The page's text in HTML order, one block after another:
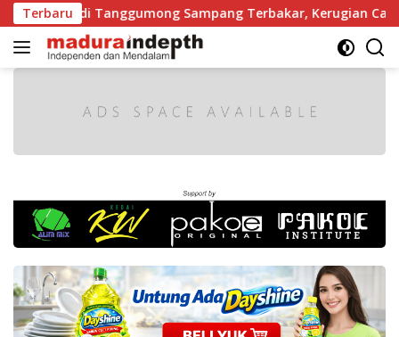
Langsung
ke
konten
Terbaru
Kayu di Tanggumong Sampang Terbakar, Kerugian Capai